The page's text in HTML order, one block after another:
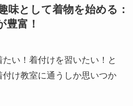
味として着物を始める：
豊富！
い！着付けを習いたい！と
け教室に通うしか思いつか